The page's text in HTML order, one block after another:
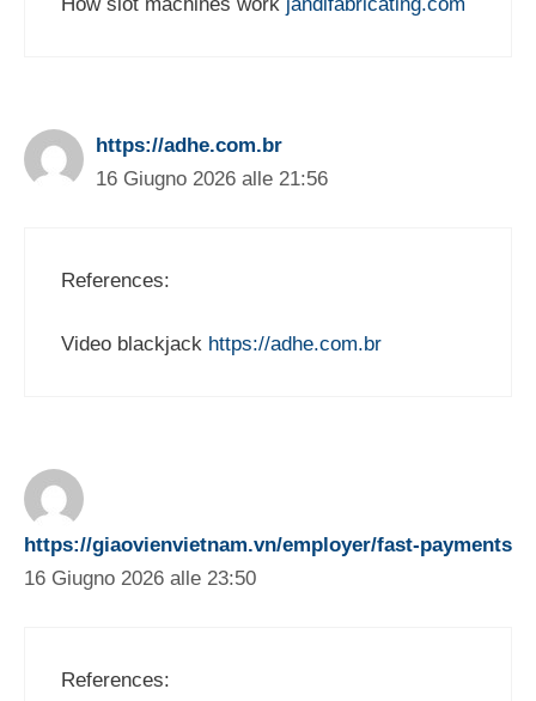
https://adhe.com.br
16 Giugno 2026 alle 21:56
References:
Video blackjack https://adhe.com.br
https://giaovienvietnam.vn/employer/fast-payments
16 Giugno 2026 alle 23:50
References: